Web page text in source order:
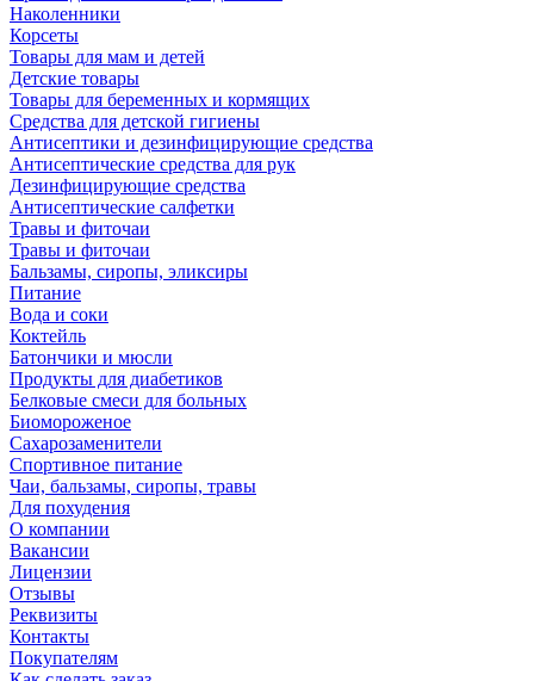
Наколенники
Корсеты
Товары для мам и детей
Детские товары
Товары для беременных и кормящих
Средства для детской гигиены
Антисептики и дезинфицирующие средства
Антисептические средства для рук
Дезинфицирующие средства
Антисептические салфетки
Травы и фиточаи
Травы и фиточаи
Бальзамы, сиропы, эликсиры
Питание
Вода и соки
Коктейль
Батончики и мюсли
Продукты для диабетиков
Белковые смеси для больных
Биомороженое
Сахарозаменители
Спортивное питание
Чаи, бальзамы, сиропы, травы
Для похудения
О компании
Вакансии
Лицензии
Отзывы
Реквизиты
Контакты
Покупателям